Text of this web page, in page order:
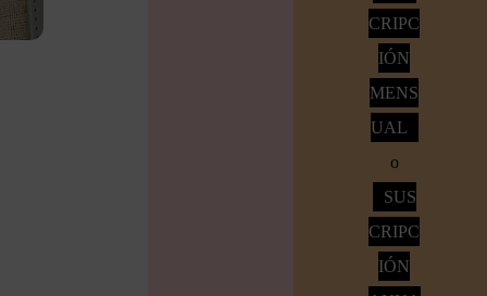
CRIPC
IÓN
MENS
UAL
o
SUS
CRIPC
IÓN